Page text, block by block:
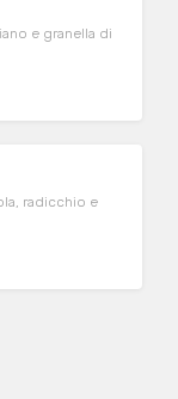
e granella di
radicchio e